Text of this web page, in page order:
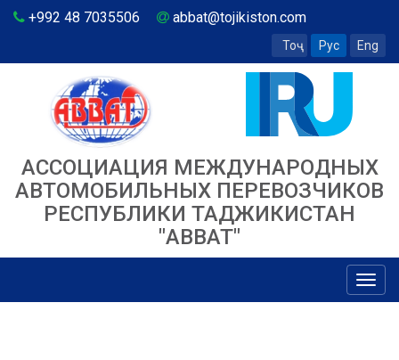
+992 48 7035506 abbat@tojikiston.com
Тоҷ Рус Eng
АССОЦИАЦИЯ МЕЖДУНАРОДНЫХ
АВТОМОБИЛЬНЫХ ПЕРЕВОЗЧИКОВ
РЕСПУБЛИКИ ТАДЖИКИСТАН
"ABBAT"